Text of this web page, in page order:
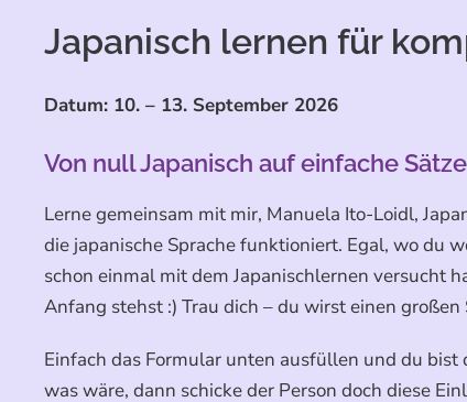
Japanisch lernen für
Datum: 10. – 13. September 2026
Von null Japanisch auf einfache
Lerne gemeinsam mit mir, Manuela Ito-Loidl,
die japanische Sprache funktioniert. Egal, wo du
schon einmal mit dem Japanischlernen versucht
Anfang stehst :) Trau dich – du wirst einen
Einfach das Formular unten ausfüllen und du
was wäre, dann schicke der Person doch diese